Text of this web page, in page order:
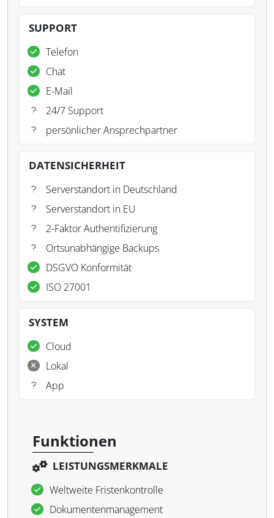
SUPPORT
Telefon
Chat
E-Mail
24/7 Support
persönlicher Ansprechpartner
DATENSICHERHEIT
Serverstandort in Deutschland
Serverstandort in EU
2-Faktor Authentifizierung
Ortsunabhängige Backups
DSGVO Konformität
ISO 27001
SYSTEM
Cloud
Lokal
App
Funktionen
LEISTUNGSMERKMALE
Weltweite Fristenkontrolle
Dokumentenmanagement